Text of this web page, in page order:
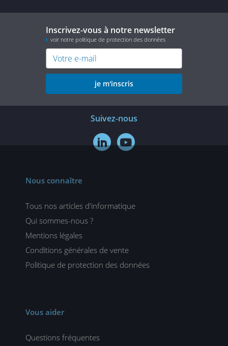
Inscrivez-vous à notre newsletter
voir notre politique de protection des données
je m'inscris
Suivez-nous
 
Nous connaître
Tous nos articles d'informatique
Qui sommes-nous ?
Mentions légales
Conditions générales de vente
Politique de protection des données
Vous aider
Questions fréquentes